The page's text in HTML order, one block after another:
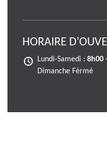
HORAIRE
Lundi-Samedi : 8h00
Dimanche Férmé